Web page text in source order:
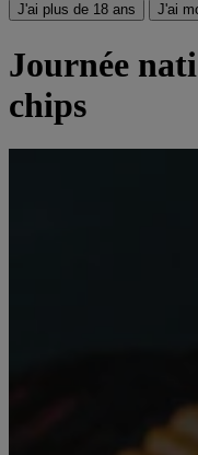
J'ai plus de 18 ans J'ai
Journée
chips